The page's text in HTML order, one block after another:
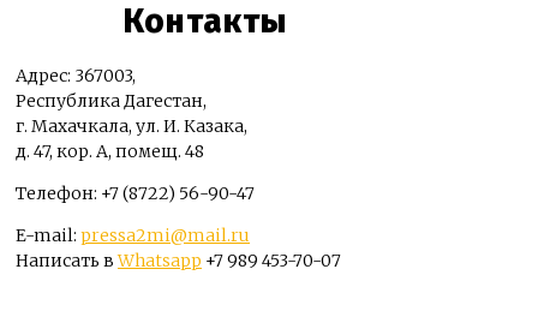
Контакты
Адрес: 367003,
Республика Дагестан,
г. Махачкала, ул. И. Казака,
д. 47, кор. А, помещ. 48
Телефон: +7 (8722) 56-90-47
E-mail: pressa2mi@mail.ru
Написать вWhatsapp +7 989 453-70-07